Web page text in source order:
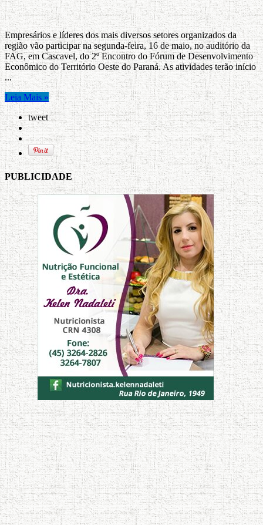
Empresários e líderes dos mais diversos setores organizados da
região vão participar na segunda-feira, 16 de maio, no auditório da
FAG, em Cascavel, do 2º Encontro do Fórum de Desenvolvimento
Econômico do Território Oeste do Paraná. As atividades terão início
...
Leia Mais »
tweet
PUBLICIDADE